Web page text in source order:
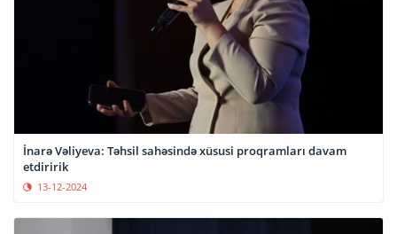
İnarə Vəliyeva: Təhsil sahəsində xüsusi proqramları davam
etdiririk
13-12-2024